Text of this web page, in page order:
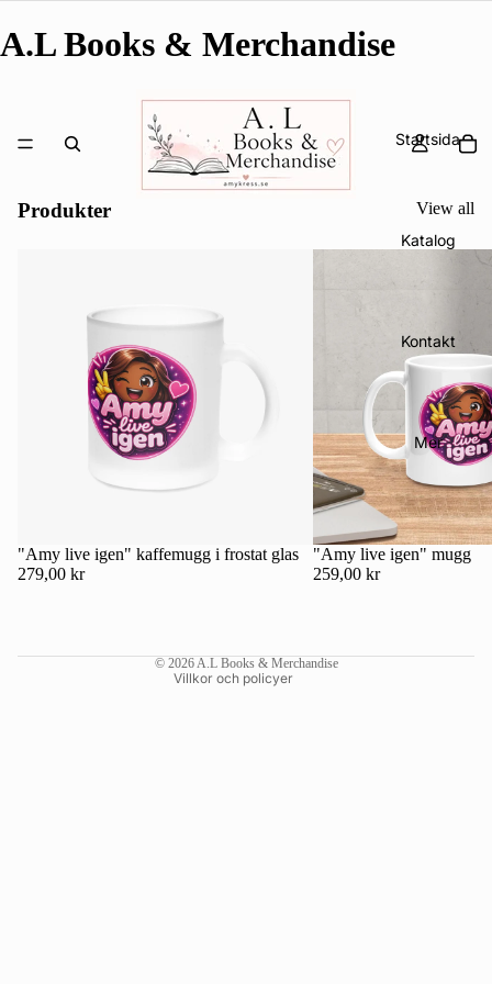
A.L Books & Merchandise
Startsida
Katalog
Kontakt
Mer
Produkter View all
"Amy live igen" kaffemugg i frostat glas
279,00 kr
"Amy live igen" mugg
259,00 kr
© 2026A.L Books & Merchandise
Villkor och policyer
Integritetspolicy
Återbetalningspolicy